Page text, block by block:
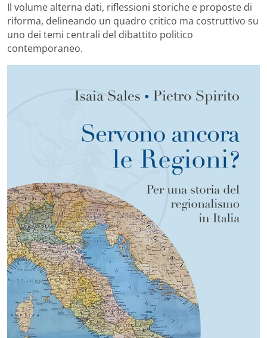
Il volume alterna dati, riflessioni storiche e proposte di
riforma, delineando un quadro critico ma costruttivo su
uno dei temi centrali del dibattito politico
contemporaneo.